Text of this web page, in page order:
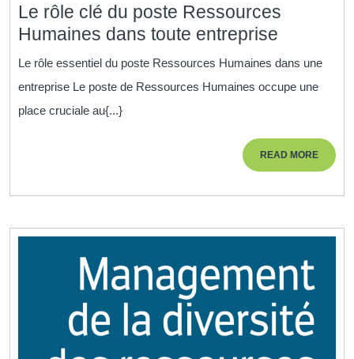
Le rôle clé du poste Ressources
Humaines dans toute entreprise
rôle
du
Le rôle essentiel du poste Ressources Humaines dans une
entreprise Le poste de Ressources Humaines occupe une
place cruciale au{...}
READ MOREREAD
MORE